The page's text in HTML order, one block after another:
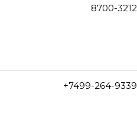
8700-3212
+7499-264-9339